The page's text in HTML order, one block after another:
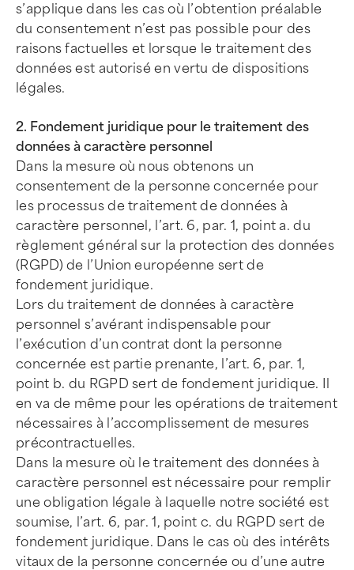
s’applique dans les cas où l’obtention préalable
du consentement n’est pas possible pour des
raisons factuelles et lorsque le traitement des
données est autorisé en vertu de dispositions
légales.
2. Fondement juridique pour le traitement des
données à caractère personnel
Dans la mesure où nous obtenons un
consentement de la personne concernée pour
les processus de traitement de données à
caractère personnel, l’art. 6, par. 1, point a. du
règlement général sur la protection des données
(RGPD) de l’Union européenne sert de
fondement juridique.
Lors du traitement de données à caractère
personnel s’avérant indispensable pour
l’exécution d’un contrat dont la personne
concernée est partie prenante, l’art. 6, par. 1,
point b. du RGPD sert de fondement juridique. Il
en va de même pour les opérations de traitement
nécessaires à l’accomplissement de mesures
précontractuelles.
Dans la mesure où le traitement des données à
caractère personnel est nécessaire pour remplir
une obligation légale à laquelle notre société est
soumise, l’art. 6, par. 1, point c. du RGPD sert de
fondement juridique. Dans le cas où des intérêts
vitaux de la personne concernée ou d’une autre